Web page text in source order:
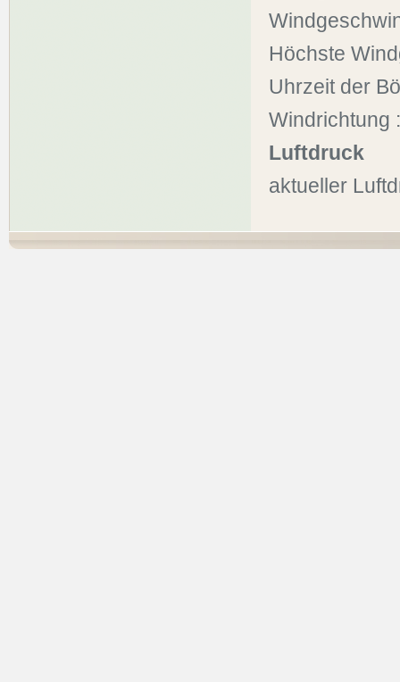
Höchste
Uhrzeit der
Windrichtung
Luftdruck
aktueller